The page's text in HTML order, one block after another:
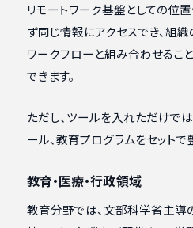
リモートワーク基盤としての位
ず同じ情報にアクセスでき、組
ワークフローと組み合わせるこ
できます。
ただし、ツールを入れただけで
ール、教育プログラムをセット
教育・医療・行政領域
教育分野では、文部科学省主導